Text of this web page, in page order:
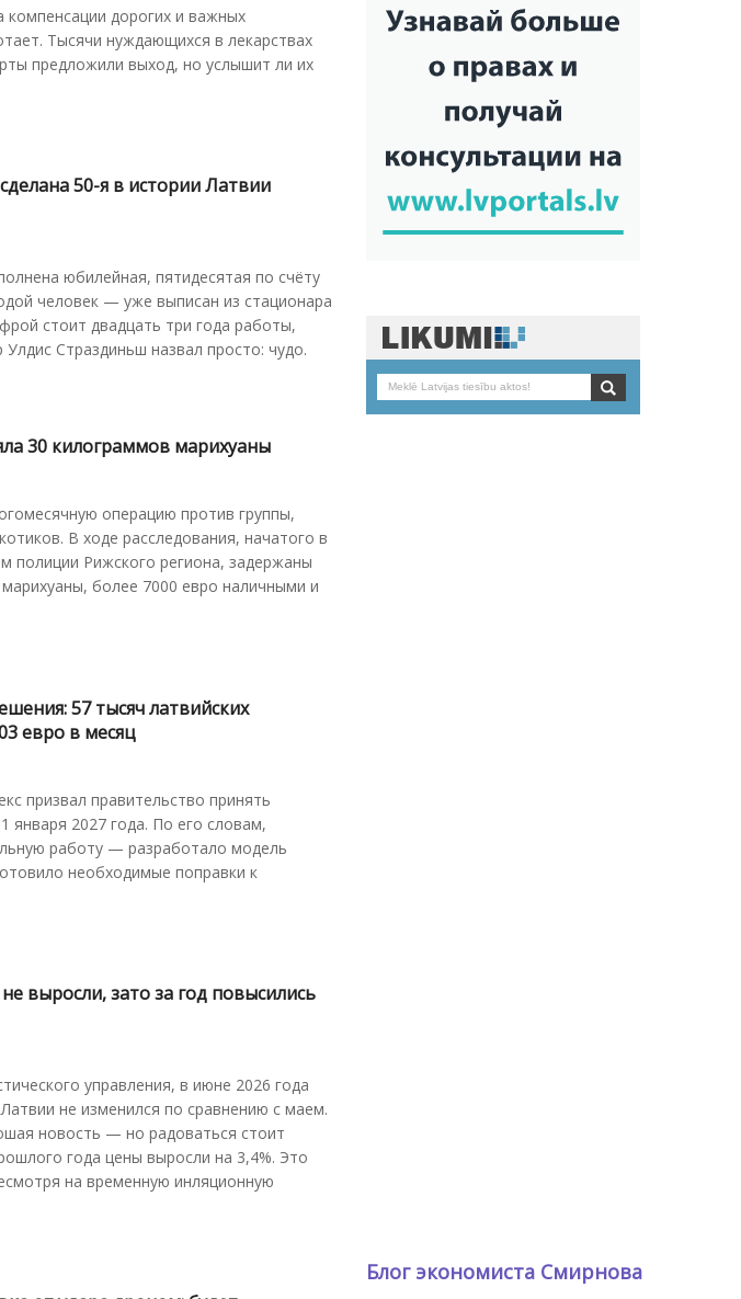
компенсации дорогих и важных
Тысячи нуждающихся в лекарствах
предложили выход, но услышит ли их
50-я в истории Латвии
юбилейная, пятидесятая по счёту
человек — уже выписан из стационара
стоит двадцать три года работы,
Страздиньш назвал просто: чудо.
30 килограммов марихуаны
операцию против группы,
В ходе расследования, начатого в
полиции Рижского региона, задержаны
более 7000 евро наличными и
57 тысяч латвийских
евро в месяц
призвал правительство принять
января 2027 года. По его словам,
работу — разработало модель
необходимые поправки к
выросли, зато за год повысились
управления, в июне 2026 года
не изменился по сравнению с маем.
новость — но радоваться стоит
года цены выросли на 3,4%. Это
на временную инляционную
Блог экономиста Смирнова